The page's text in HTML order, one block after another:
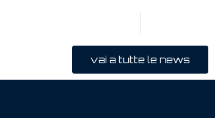
vai a tutte le news